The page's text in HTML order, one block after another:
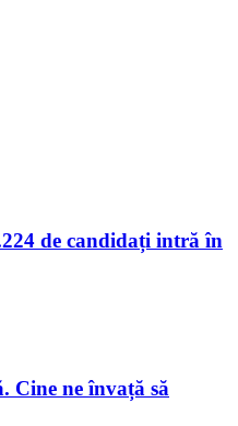
de candidați intră în
Cine ne învață să